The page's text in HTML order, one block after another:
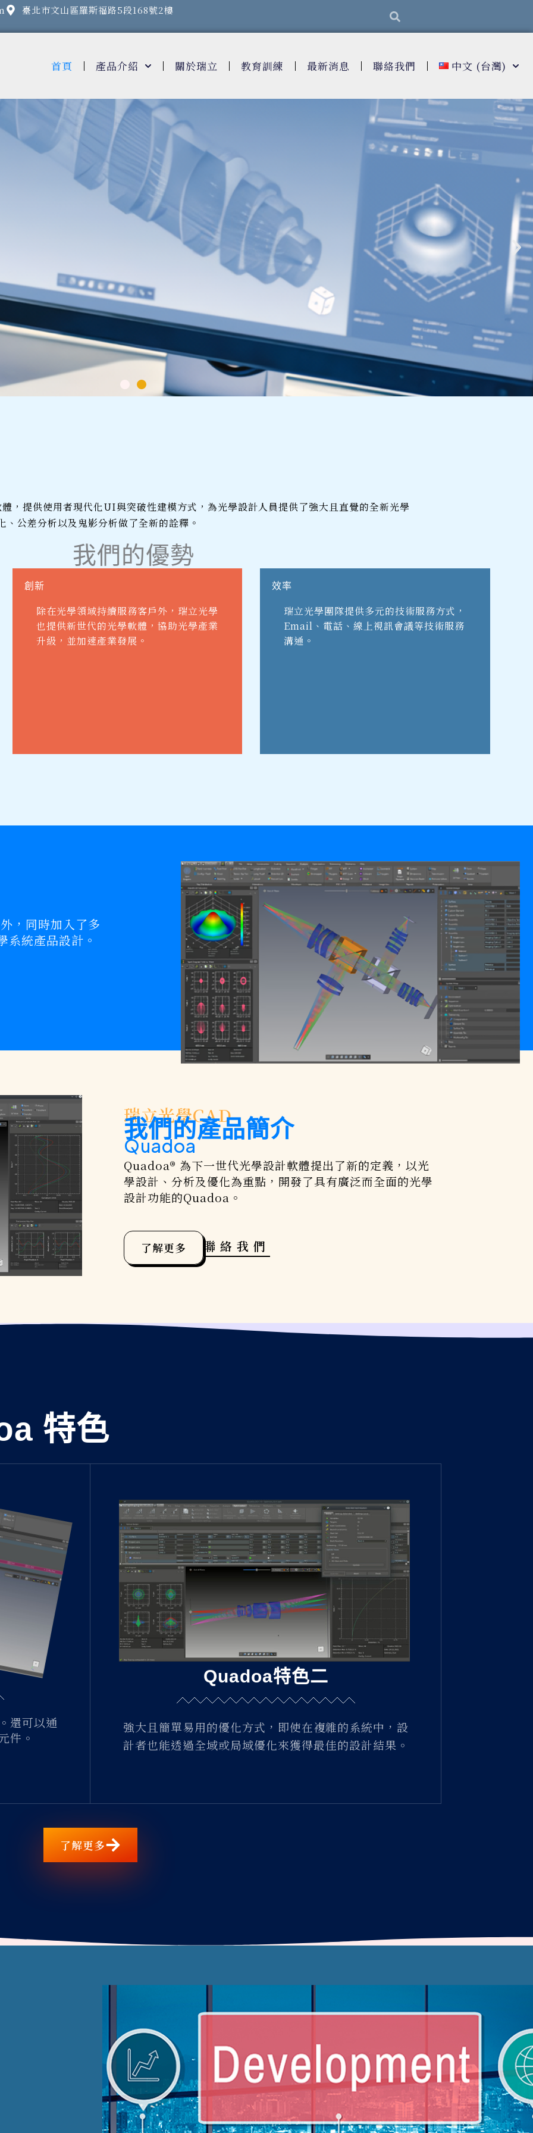
臺北市文山區羅斯福路5段168號2樓
搜
尋
首頁 產品介紹 關於瑞立 教育訓練 最新消息 聯絡我們 中文 (台灣)
，提供使用者現代化UI與突破性建模方式，為光學設計人員提供了強大且直覺的全新光學
公差分析以及鬼影分析做了全新的詮釋。
我們的優勢
創新
除在光學領域持續服務客戶外，瑞立光學
也提供新世代的光學軟體，協助光學產業
升級，並加速產業發展。
效率
瑞立光學團隊提供多元的技術服務方式，
Email、電話、線上視訊會議等技術服務
溝通。
，同時加入了多
系統產品設計。
瑞立光學CAD
我們的產品簡介
Quadoa
Quadoa® 為下一世代光學設計軟體提出了新的定義，以光
學設計、分析及優化為重點，開發了具有廣泛而全面的光學
設計功能的Quadoa。
了解更多 聯絡我們
特色
還可以通
件。
Quadoa特色二
強大且簡單易用的優化方式，即使在複雜的系統中，設
計者也能透過全域或局域優化來獲得最佳的設計結果。
了解更多